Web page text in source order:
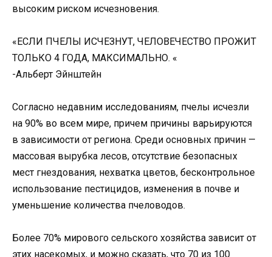
высоким риском исчезновения.
«ЕСЛИ ПЧЕЛЫ ИСЧЕЗНУТ, ЧЕЛОВЕЧЕСТВО ПРОЖИТ
ТОЛЬКО 4 ГОДА, МАКСИМАЛЬНО. «
-Альберт Эйнштейн
Согласно недавним исследованиям, пчелы исчезли
на 90% во всем мире, причем причины варьируются
в зависимости от региона. Среди основных причин —
массовая вырубка лесов, отсутствие безопасных
мест гнездования, нехватка цветов, бесконтрольное
использование пестицидов, изменения в почве и
уменьшение количества пчеловодов.
Более 70% мирового сельского хозяйства зависит от
этих насекомых, и можно сказать, что 70 из 100